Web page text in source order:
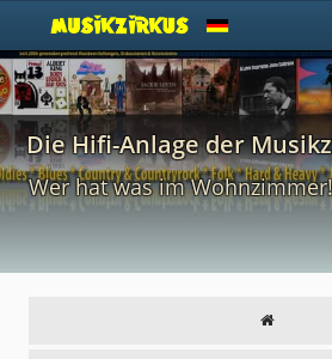
Die Hifi-Anlage der
Wer hat was im Wohnzimmer!